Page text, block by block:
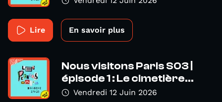
Lire En savoir plus
Nous visitons Paris S03 |
épisode 1 : Le cimetière...
Vendredi 12 Juin 2026